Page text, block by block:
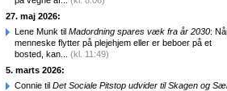
27. maj 2026:
Lene Munk til Madordning spares væk fra år 2030:
menneske flytter på plejehjem eller er beboer på et
bosted, kan... (kl. 11:49)
5. marts 2026:
Connie til Det Sociale Pitstop udvider til Skagen og